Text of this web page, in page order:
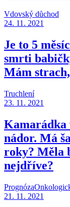
Vdovský důchod
24. 11. 2021
Je to 5
smrti
Mám
Truchlení
23. 11. 2021
Kamarádka
nádor. Má
roky? Měla
nejdříve?
Prognóza
21. 11. 2021